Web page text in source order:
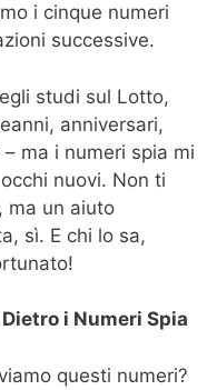
i cinque numeri
successive.
studi sul Lotto,
anniversari,
ma i numeri spia mi
nuovi. Non ti
ma un aiuto
sì. E chi lo sa,
i Numeri Spia
questi numeri?